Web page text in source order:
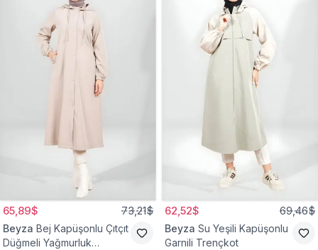
65,89$ 73,21$
Beyza Bej Kapüşonlu Çıtçıt
Düğmeli Yağmurluk
62,52$ 69,46$
Beyza Su Yeşili Kapüşonlu
Garnili Trençkot